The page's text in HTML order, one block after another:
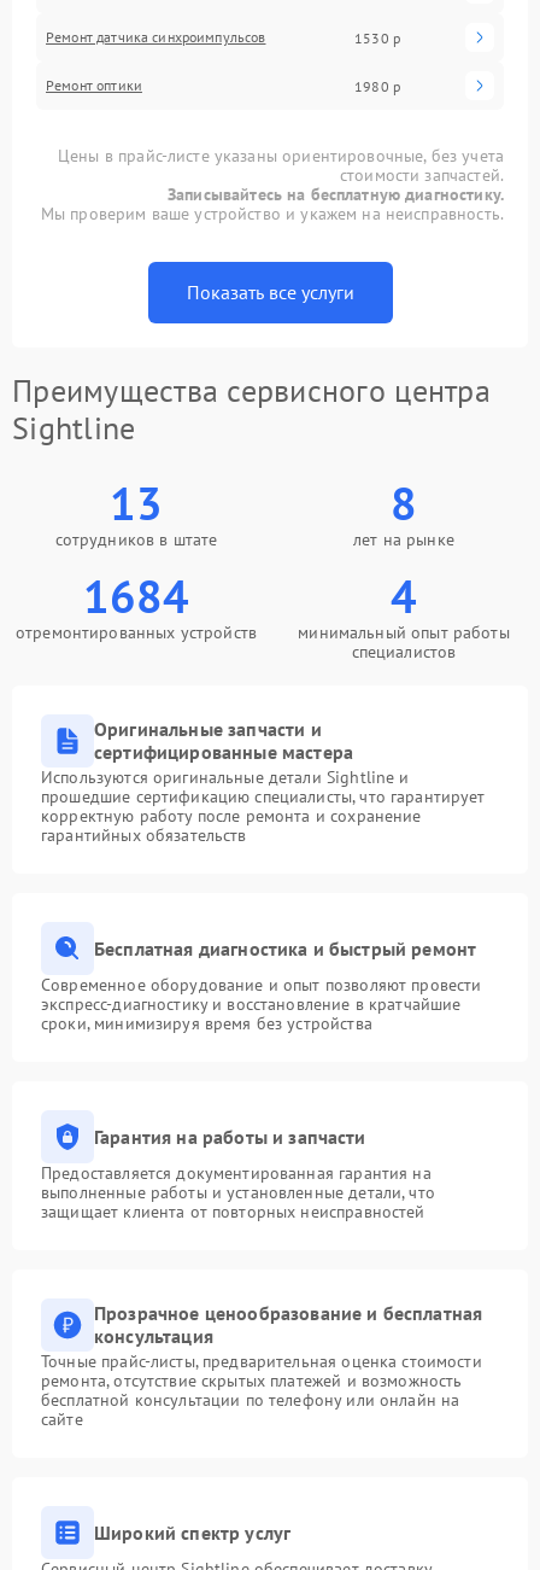
Ремонт датчика синхроимпульсов 1530 р
Ремонт оптики 1980 р
Цены в прайс-листе указаны ориентировочные, без учета
стоимости запчастей.
Записывайтесь на бесплатную диагностику.
Мы проверим ваше устройство и укажем на неисправность.
Показать все услуги
Преимущества сервисного центра
Sightline
13
сотрудников в штате
8
лет на рынке
1684
отремонтированных устройств
4
минимальный опыт работы
специалистов
Оригинальные запчасти и
сертифицированные мастера
Используются оригинальные детали Sightline и
прошедшие сертификацию специалисты, что гарантирует
корректную работу после ремонта и сохранение
гарантийных обязательств
Бесплатная диагностика и быстрый ремонт
Современное оборудование и опыт позволяют провести
экспресс-диагностику и восстановление в кратчайшие
сроки, минимизируя время без устройства
Гарантия на работы и запчасти
Предоставляется документированная гарантия на
выполненные работы и установленные детали, что
защищает клиента от повторных неисправностей
Прозрачное ценообразование и бесплатная
консультация
Точные прайс-листы, предварительная оценка стоимости
ремонта, отсутствие скрытых платежей и возможность
бесплатной консультации по телефону или онлайн на
сайте
Широкий спектр услуг